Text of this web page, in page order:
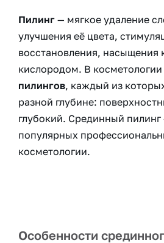
Пилинг — мягкое удаление
улучшения её цвета,
восстановления, насыщения
кислородом. В
пилингов, каждый из
разной глубине:
глубокий. Срединный
популярных
косметологии.
Особенности